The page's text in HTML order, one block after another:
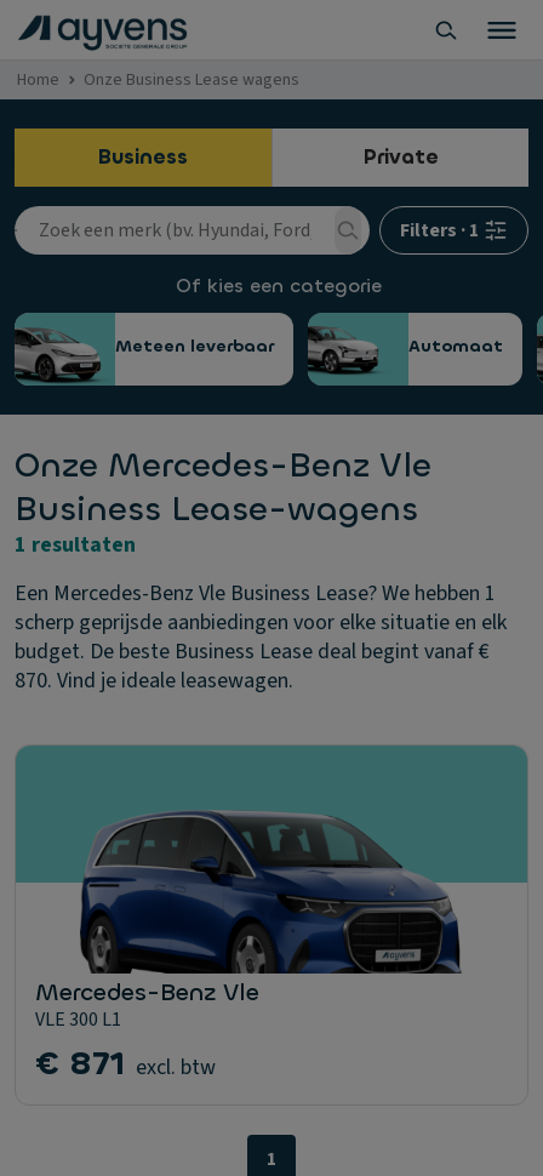
Home Onze Business Lease wagens
Business Private
Filters ·1
Of kies een categorie
Meteen leverbaar Automaat
Onze Mercedes-Benz Vle
Business Lease-wagens
1 resultaten
Een Mercedes-Benz Vle Business Lease? We hebben 1
scherp geprijsde aanbiedingen voor elke situatie en elk
budget. De beste Business Lease deal begint vanaf €
870. Vind je ideale leasewagen.
Mercedes-Benz Vle
VLE 300 L1
€ 871 excl. btw
1